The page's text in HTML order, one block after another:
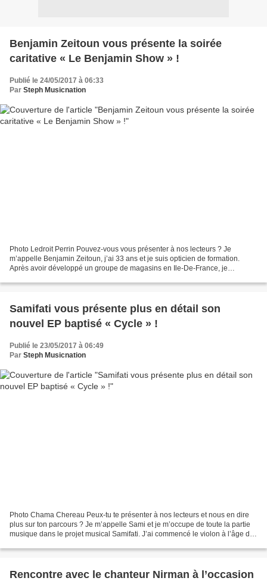
Benjamin Zeitoun vous présente la soirée
caritative « Le Benjamin Show » !
Publié le 24/05/2017 à 06:33
Par Steph Musicnation
Photo Ledroit Perrin Pouvez-vous vous présenter à nos lecteurs ? Je
m’appelle Benjamin Zeitoun, j’ai 33 ans et je suis opticien de formation.
Après avoir développé un groupe de magasins en Ile-De-France, je
Samifati vous présente plus en détail son
nouvel EP baptisé « Cycle » !
Publié le 23/05/2017 à 06:49
Par Steph Musicnation
Photo Chama Chereau Peux-tu te présenter à nos lecteurs et nous en dire
plus sur ton parcours ? Je m’appelle Sami et je m’occupe de toute la partie
musique dans le projet musical Samifati. J’ai commencé le violon à l’âge de
Rencontre avec le chanteur Nirman à l’occasion